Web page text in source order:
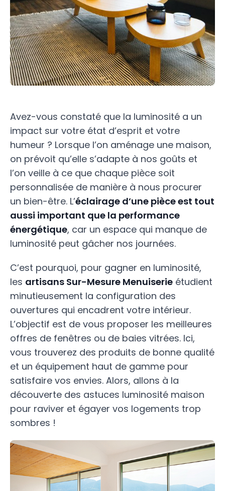
Avez-vous constaté que la luminosité a un
impact sur votre état d’esprit et votre
humeur ? Lorsque l’on aménage une maison,
on prévoit qu’elle s’adapte à nos goûts et
l’on veille à ce que chaque pièce soit
personnalisée de manière à nous procurer
un bien-être. L’éclairage d’une pièce est tout
aussi important que la performance
énergétique, car un espace qui manque de
luminosité peut gâcher nos journées.
C’est pourquoi, pour gagner en luminosité,
les artisans Sur-Mesure Menuiserie étudient
minutieusement la configuration des
ouvertures qui encadrent votre intérieur.
L’objectif est de vous proposer les meilleures
offres de fenêtres ou de baies vitrées. Ici,
vous trouverez des produits de bonne qualité
et un équipement haut de gamme pour
satisfaire vos envies. Alors, allons à la
découverte des astuces luminosité maison
pour raviver et égayer vos logements trop
sombres !